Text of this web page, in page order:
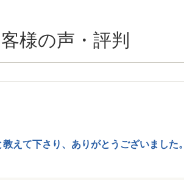
様の声・評判
えて下さり、ありがとうございました。